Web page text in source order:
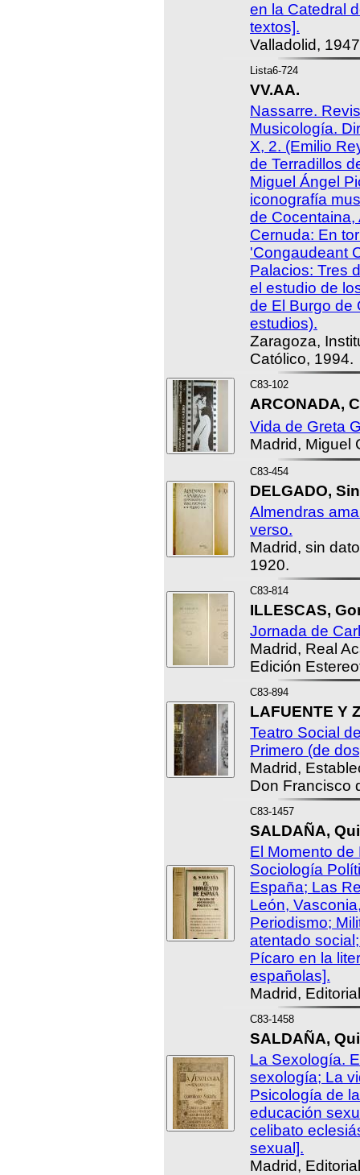
en la Catedral
textos].
Valladolid,
Lista6-724
VV.AA.
Nassarre.
Musicología.
X, 2. (Emilio
de Terradillos
Miguel Ángel
iconografía
de Cocentaina,
Cernuda: En
'Congaudeant
Palacios: Tres
el estudio de
de El Burgo de
estudios).
Zaragoza,
Católico, 1994.
C83-102
ARCONADA,
Vida de Greta
Madrid, Miguel
C83-454
DELGADO,
Almendras
verso.
Madrid, sin
1920.
C83-814
ILLESCAS,
Jornada de
Madrid, Real
Edición
C83-894
LAFUENTE Y
Teatro Social
Primero (de
Madrid,
Don Francisco
C83-1457
SALDAÑA,
El Momento
Sociología
España; Las
León,
Periodismo;
atentado
Pícaro en la
españolas].
Madrid,
C83-1458
SALDAÑA,
La Sexología.
sexología; La
Psicología de
educación
celibato
sexual].
Madrid,